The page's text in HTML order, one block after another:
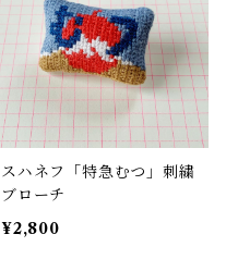
スハネフ「特急むつ」刺繍
ブローチ
¥2,800